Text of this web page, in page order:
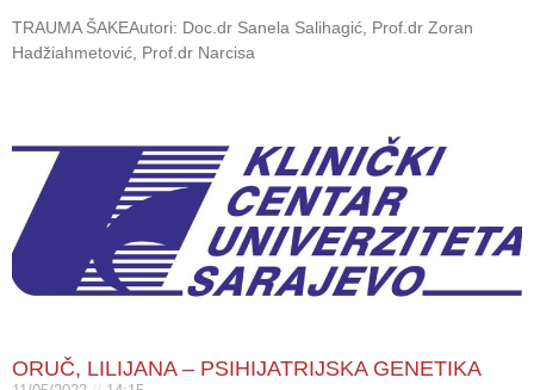
TRAUMA ŠAKEAutori: Doc.dr Sanela Salihagić, Prof.dr Zoran
Hadžiahmetović, Prof.dr Narcisa
ORUČ, LILIJANA – PSIHIJATRIJSKA GENETIKA